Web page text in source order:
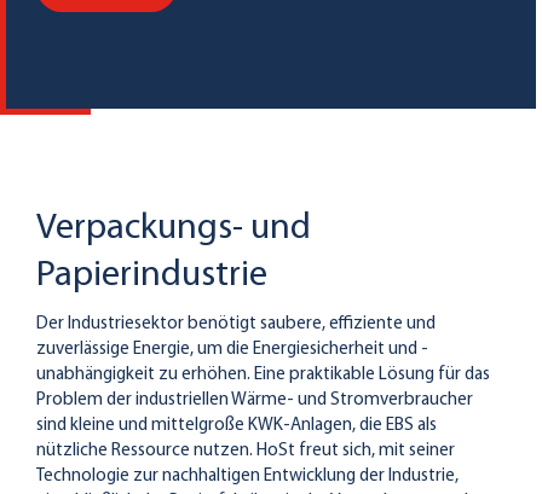
Verpackungs- und
Papierindustrie
Der Industriesektor benötigt saubere, effiziente und
zuverlässige Energie, um die Energiesicherheit und -
unabhängigkeit zu erhöhen. Eine praktikable Lösung für das
Problem der industriellen Wärme- und Stromverbraucher
sind kleine und mittelgroße KWK-Anlagen, die EBS als
nützliche Ressource nutzen. HoSt freut sich, mit seiner
Technologie zur nachhaltigen Entwicklung der Industrie,